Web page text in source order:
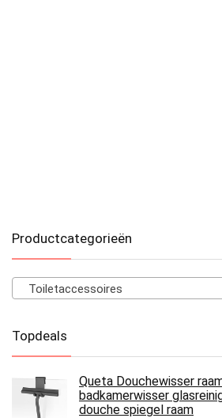
Productcategorieën
Toiletaccessoires
Topdeals
Queta Douchewisser
badkamerwisser
douche spiegel raam